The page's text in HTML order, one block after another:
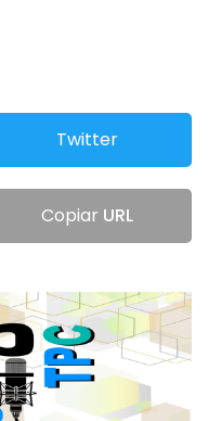
Twitter
Copiar URL